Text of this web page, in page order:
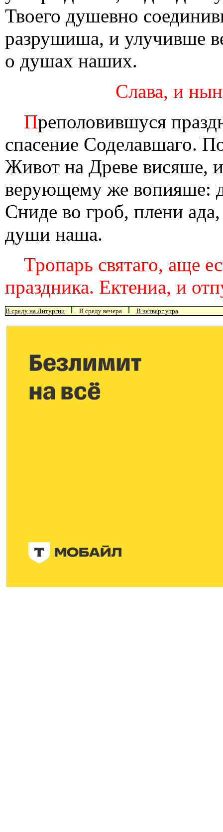
Твоего душевно
разрушиша, и улучивше
о душах наших.
Слава, и
Преполовившуся
спасение Соделавшаго.
Живот на Древе висяше,
верующему же вопияше:
Сниде во гроб, плени
души наша.
Тропарь святаго, аще
праздника. Ектениа, и
В среду на Литургии В среду вечера В четверг утра